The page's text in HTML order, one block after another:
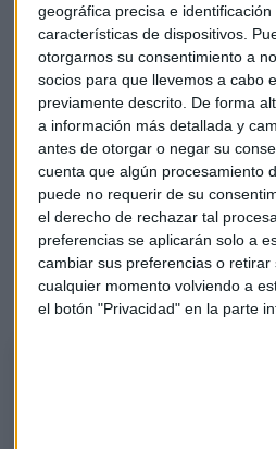
geográfica precisa e
características de dispositivos.
otorgarnos su consentimiento a
socios para que llevemos a cabo
previamente descrito. De forma
a información más detallada y
antes de otorgar o negar su
cuenta que algún procesamiento
puede no requerir de su
el derecho de rechazar tal
preferencias se aplicarán solo a
cambiar sus preferencias o retirar
cualquier momento volviendo a
el botón "Privacidad" en la parte
El analista habla sobreApple.
el título tendría que haber
hecho. Alberto Iturralde: "El
ha comportado mal pero Apple
El Minuto de Oro de
La idea de inversión semanal de
El analista señala que el valor
recortar hasta niveles de 5,05. El
DAX explica que sería una
stock en 5,46.